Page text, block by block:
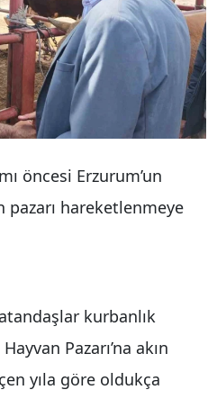
öncesi Erzurum’un
hareketlenmeye
kurbanlık
Pazarı’na akın
yıla göre oldukça